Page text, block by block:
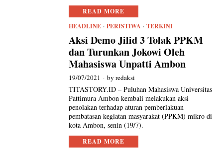
READ MORE
HEADLINE · PERISTIWA · TERKINI
Aksi Demo Jilid 3 Tolak PPKM
dan Turunkan Jokowi Oleh
Mahasiswa Unpatti Ambon
19/07/2021 byredaksi
TITASTORY.ID – Puluhan Mahasiswa Universitas
Pattimura Ambon kembali melakukan aksi
penolakan terhadap aturan pemberlakuan
pembatasan kegiatan masyarakat (PPKM) mikro di
kota Ambon, senin (19/7).
READ MORE